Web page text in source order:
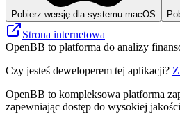
Pobierz wersję dla systemu macOS
Strona internetowa
OpenBB to platforma do analizy
Czy jesteś deweloperem tej aplikacji?
OpenBB to kompleksowa platforma
zapewniając dostęp do wysokiej